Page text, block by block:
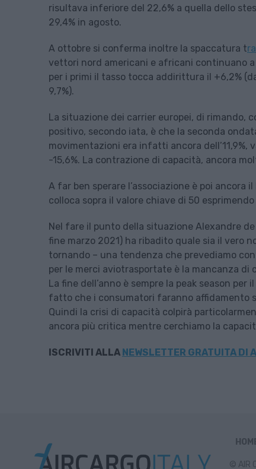
risultava inferiore del 22,6% a quella dello
29,4% in agosto.
A ottobre si conferma inoltre la spaccatura t
vettori nord americani e africani continuano
per i primi il tasso tocca addirittura il +6,2%
9,7%).
La situazione dei carrier europei, di rimando,
positivo, secondo iata, è che la seconda
movimentazioni era infatti ancora
-15,6%. La contrazione di capacità, ancora
A far ben sperare l’associazione è poi ancora
colloca sopra il valore chiave di 50
Nel fare il punto della situazione Alexandre
fine marzo 2021) ha ribadito quale sia il vero
tornando – una tendenza che prevediamo
per le merci aviotrasportate è la mancanza
La fine dell’anno è sempre la peak season
fatto che i consumatori faranno affidamento
Quindi la crisi di capacità colpirà
ancora più critica mentre cerchiamo la
ISCRIVITI ALLA NEWSLETTER GRATUITA DI
© AIR